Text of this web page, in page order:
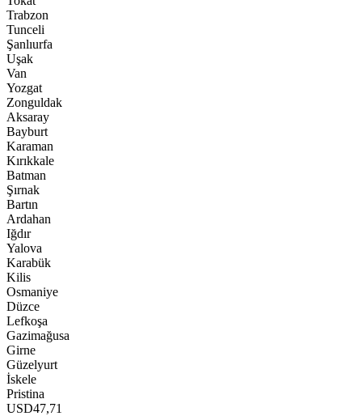
Trabzon
Tunceli
Şanlıurfa
Uşak
Van
Yozgat
Zonguldak
Aksaray
Bayburt
Karaman
Kırıkkale
Batman
Şırnak
Bartın
Ardahan
Iğdır
Yalova
Karabük
Kilis
Osmaniye
Düzce
Lefkoşa
Gazimağusa
Girne
Güzelyurt
İskele
Pristina
USD47,71